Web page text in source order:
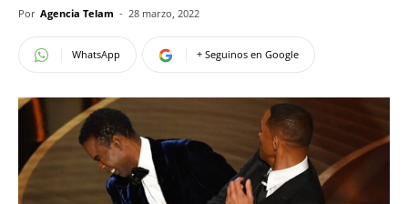
Por Agencia Telam - 28 marzo, 2022
WhatsApp + Seguinos en Google